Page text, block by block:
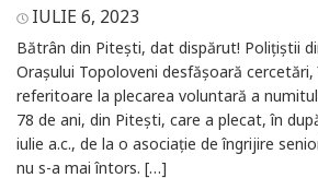
IULIE 6, 2023
Bătrân din Pitești, dat dispărut! Polițiștii
Orașului Topoloveni desfășoară cercetări,
referitoare la plecarea voluntară a
78 de ani, din Pitești, care a plecat, în
iulie a.c., de la o asociație de îngrijire
nu s-a mai întors. […]